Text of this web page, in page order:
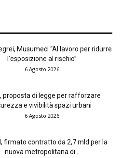
Musumeci “Al lavoro per ridurre
l’esposizione al rischio”
6 Agosto 2026
proposta di legge per rafforzare
e vivibilità spazi urbani
6 Agosto 2026
firmato contratto da 2,7 mld per la
nuova metropolitana di...